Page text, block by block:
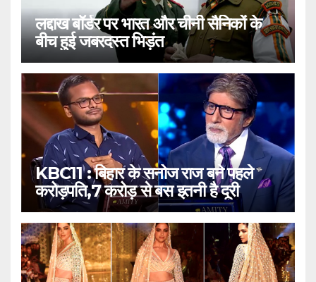
लद्दाख बॉर्डर पर भारत और चीनी सैनिकों के
बीच हुई जबरदस्त भिड़ंत
KBC11 : बिहार के सनोज राज बने पहले
करोड़पति,7 करोड़ से बस इतनी है दूरी